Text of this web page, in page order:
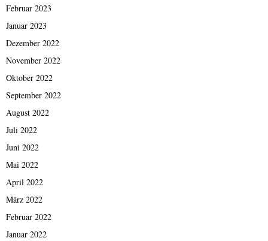
Februar 2023
Januar 2023
Dezember 2022
November 2022
Oktober 2022
September 2022
August 2022
Juli 2022
Juni 2022
Mai 2022
April 2022
März 2022
Februar 2022
Januar 2022